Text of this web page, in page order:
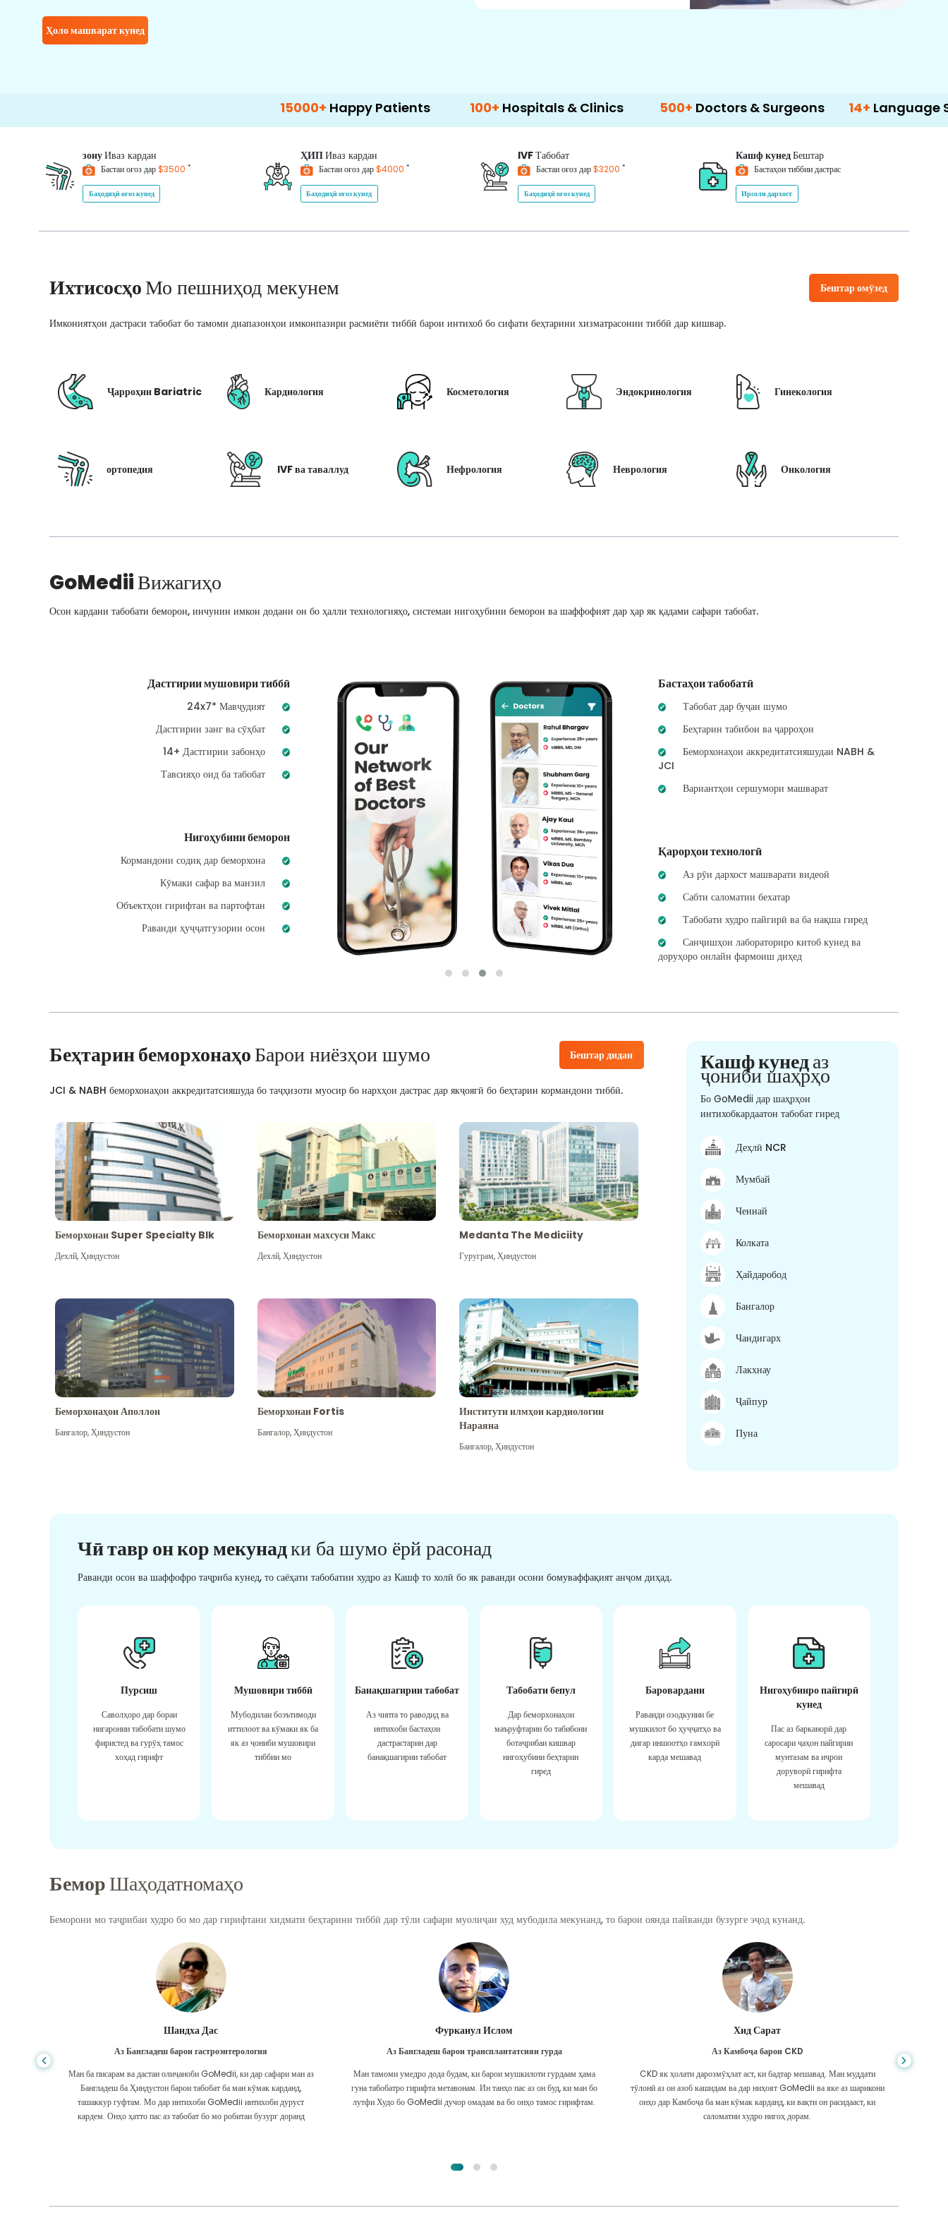
Ҳоло машварат кунед
Happy Patients 100+ Hospitals & Clinics 500+ Doctors & Surgeons 14+Language Support
зонуИваз кардан
Бастаи оғоз дар$3500 *
Баҳодиҳӣ оғоз кунед
ҲИПИваз кардан
Бастаи оғоз дар$4000 *
Баҳодиҳӣ оғоз кунед
IVFТабобат
Бастаи оғоз дар$3200 *
Баҳодиҳӣ оғоз кунед
Кашф кунедБештар
Бастаҳои тиббии дастрас
Ирсоли дархост
ИхтисосҳоМо пешниҳод мекунем Бештар омӯзед
Имкониятҳои дастраси табобат бо тамоми диапазонҳои имконпазири расмиёти тиббӣ барои интихоб бо сифати беҳтарини хизматрасонии тиббӣ дар кишвар.
Ҷарроҳии Bariatric Кардиология Косметология Эндокринология Гинекология
ортопедия IVF ва таваллуд Нефрология Неврология Онкология
GoMediiВижагиҳо
Осон кардани табобати беморон, инчунин имкон додани он бо ҳалли технологияҳо, системаи нигоҳубини беморон ва шаффофият дар ҳар як қадами сафари табобат.
Дастгирии мушовири тиббӣ
24x7* Мавҷудият
Дастгирии занг ва сӯҳбат
14+ Дастгирии забонҳо
Тавсияҳо оид ба табобат
Нигоҳубини беморон
Кормандони содиқ дар беморхона
Кӯмаки сафар ва манзил
Объектҳои гирифтан ва партофтан
Раванди ҳуҷҷатгузории осон
Бастаҳои табобатӣ
Табобат дар буҷаи шумо
Беҳтарин табибон ва ҷарроҳон
Беморхонаҳои аккредитатсияшудаи NABH &
JCI
Вариантҳои сершумори машварат
Қарорҳои технологӣ
Аз рӯи дархост машварати видеоӣ
Сабти саломатии бехатар
Табобати худро пайгирӣ ва ба нақша гиред
Санҷишҳои лабораториро китоб кунед ва
доруҳоро онлайн фармоиш диҳед
Беҳтарин беморхонаҳоБарои ниёзҳои шумо Бештар дидан
JCI & NABH беморхонаҳои аккредитатсияшуда бо таҷҳизоти муосир бо нархҳои дастрас дар якҷоягӣ бо беҳтарин кормандони тиббӣ.
Беморхонаи Super Specialty Blk
Дехлй,Ҳиндустон
Беморхонаи махсуси Макс
Дехлй,Ҳиндустон
Medanta The Mediciity
Гуруграм,Ҳиндустон
Беморхонаҳои Аполлон
Бангалор,Ҳиндустон
Беморхонаи Fortis
Бангалор,Ҳиндустон
Институти илмҳои кардиологии
Нараяна
Бангалор,Ҳиндустон
Кашф кунедаз
ҷониби шаҳрҳо
Бо GoMedii дар шаҳрҳои
интихобкардаатон табобат гиред
Деҳлӣ NCR
Мумбай
Ченнай
Колката
Ҳайдаробод
Бангалор
Чандигарх
Лакхнау
Ҷайпур
Пуна
Чӣ тавр он кор мекунадки ба шумо ёрй расонад
Раванди осон ва шаффофро таҷриба кунед, то саёҳати табобатии худро аз Кашф то холӣ бо як раванди осони бомуваффақият анҷом диҳад.
Пурсиш
Саволҳоро дар бораи
нигаронии табобати шумо
фиристед ва гурӯҳ тамос
хоҳад гирифт
Мушовири тиббӣ
Мубодилаи боэътимоди
иттилоот ва кӯмаки як ба
як аз ҷониби мушовири
тиббии мо
Банақшагирии табобат
Аз чипта то раводид ва
интихоби бастаҳои
дастрастарин дар
банақшагирии табобат
Табобати бепул
Дар беморхонаҳои
маъруфтарин бо табибони
ботаҷрибаи кишвар
нигоҳубини беҳтарин
гиред
Баровардани
Раванди озодкунии бе
мушкилот бо ҳуҷҷатҳо ва
дигар иншоотҳо ғамхорӣ
карда мешавад
Нигоҳубинро пайгирӣ
кунед
Пас аз барканорӣ дар
саросари ҷаҳон пайгирии
мунтазам ва иҷрои
доруворӣ гирифта
мешавад
БеморШаҳодатномаҳо
Беморони мо таҷрибаи худро бо мо дар гирифтани хидмати беҳтарини тиббӣ дар тӯли сафари муолиҷаи худ мубодила мекунанд, то барои оянда пайванди бузурге эҷод кунанд.
Шандха Дас
Аз Бангладеш барои гастроэнтерология
Ман ба писарам ва дастаи олиҷаноби GoMedii, ки дар сафари ман аз
Бангладеш ба Ҳиндустон барои табобат ба ман кӯмак карданд,
ташаккур гуфтам. Мо дар интихоби GoMedii интихоби дуруст
кардем. Онҳо ҳатто пас аз табобат бо мо робитаи бузург доранд
Фурканул Ислом
Аз Бангладеш барои трансплантатсияи гурда
Ман тамоми умедро дода будам, ки барои мушкилоти гурдаам ҳама
гуна табобатро гирифта метавонам. Ин танҳо пас аз он буд, ки ман бо
лутфи Худо бо GoMedii дучор омадам ва бо онҳо тамос гирифтам.
Хид Сарат
Аз Камбоҷа барои CKD
CKD як ҳолати дарозмӯҳлат аст, ки бадтар мешавад. Ман муддати
тӯлонӣ аз он азоб кашидам ва дар ниҳоят GoMedii ва яке аз шарикони
онҳо дар Камбоҷа ба ман кӯмак карданд, ки вақти он расидааст, ки
саломатии худро нигоҳ дорам.